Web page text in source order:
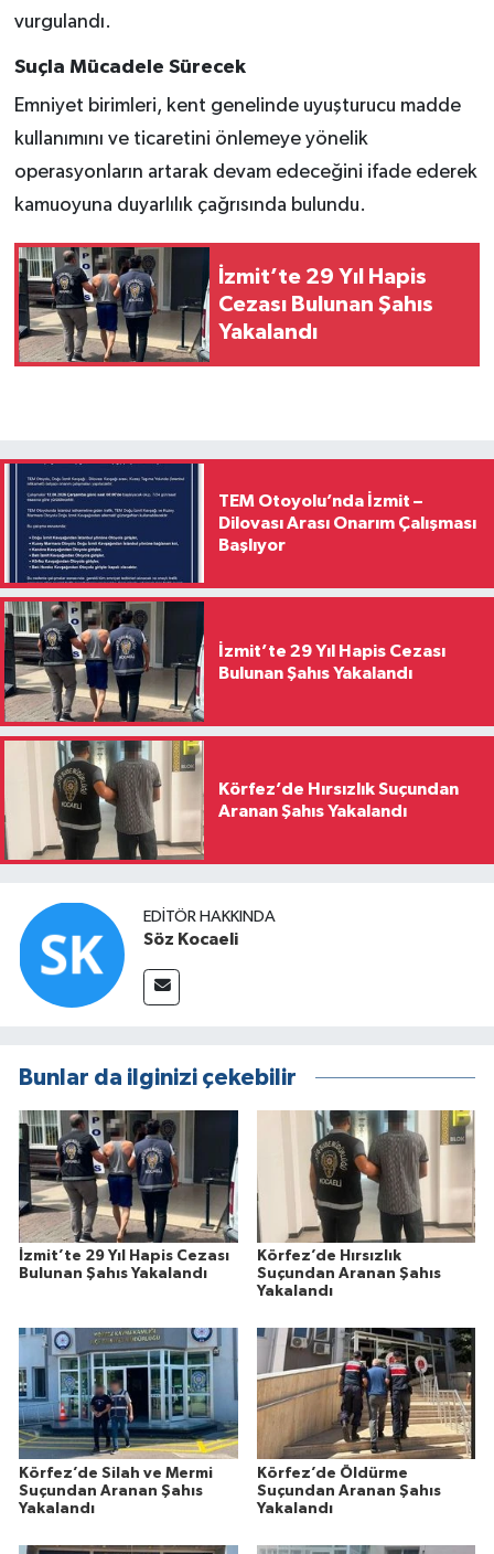
vurgulandı.
Suçla Mücadele Sürecek
Emniyet birimleri, kent genelinde uyuşturucu madde
kullanımını ve ticaretini önlemeye yönelik
operasyonların artarak devam edeceğini ifade ederek
kamuoyuna duyarlılık çağrısında bulundu.
İzmit’te 29 Yıl Hapis
Cezası Bulunan Şahıs
Yakalandı
TEM Otoyolu’nda İzmit –
Dilovası Arası Onarım Çalışması
Başlıyor
İzmit’te 29 Yıl Hapis Cezası
Bulunan Şahıs Yakalandı
Körfez’de Hırsızlık Suçundan
Aranan Şahıs Yakalandı
EDITÖR HAKKINDA
Söz Kocaeli
Bunlar da ilginizi çekebilir
İzmit’te 29 Yıl Hapis Cezası
Bulunan Şahıs Yakalandı
Körfez’de Hırsızlık
Suçundan Aranan Şahıs
Yakalandı
Körfez’de Silah ve Mermi
Suçundan Aranan Şahıs
Yakalandı
Körfez’de Öldürme
Suçundan Aranan Şahıs
Yakalandı